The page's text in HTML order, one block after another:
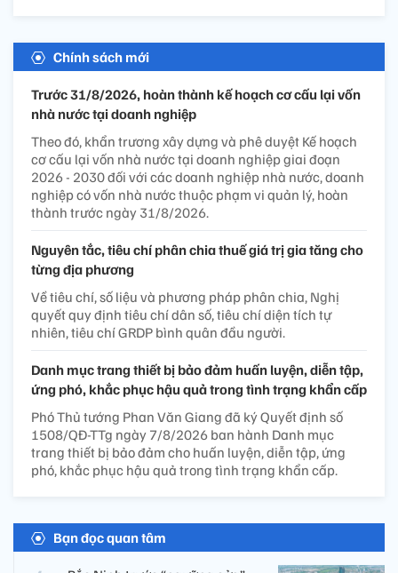
Chính sách mới
Trước 31/8/2026, hoàn thành kế hoạch cơ cấu lại vốn
nhà nước tại doanh nghiệp
Theo đó, khẩn trương xây dựng và phê duyệt Kế hoạch
cơ cấu lại vốn nhà nước tại doanh nghiệp giai đoạn
2026 - 2030 đối với các doanh nghiệp nhà nước, doanh
nghiệp có vốn nhà nước thuộc phạm vi quản lý, hoàn
thành trước ngày 31/8/2026.
Nguyên tắc, tiêu chí phân chia thuế giá trị gia tăng cho
từng địa phương
Về tiêu chí, số liệu và phương pháp phân chia, Nghị
quyết quy định tiêu chí dân số, tiêu chí diện tích tự
nhiên, tiêu chí GRDP bình quân đầu người.
Danh mục trang thiết bị bảo đảm huấn luyện, diễn tập,
ứng phó, khắc phục hậu quả trong tình trạng khẩn cấp
Phó Thủ tướng Phan Văn Giang đã ký Quyết định số
1508/QĐ-TTg ngày 7/8/2026 ban hành Danh mục
trang thiết bị bảo đảm cho huấn luyện, diễn tập, ứng
phó, khắc phục hậu quả trong tình trạng khẩn cấp.
Bạn đọc quan tâm